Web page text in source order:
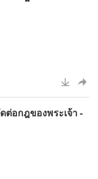
อกฎของพระเจ้า -